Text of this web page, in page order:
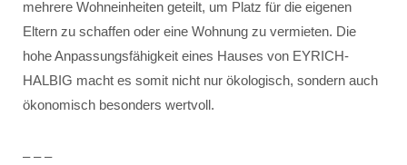
mehrere Wohneinheiten geteilt, um Platz für die eigenen
Eltern zu schaffen oder eine Wohnung zu vermieten. Die
hohe Anpassungsfähigkeit eines Hauses von EYRICH-
HALBIG macht es somit nicht nur ökologisch, sondern auch
ökonomisch besonders wertvoll.
– – –